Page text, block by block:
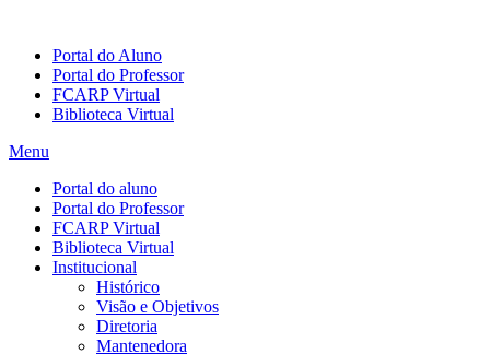
Portal do Aluno
Portal do Professor
FCARP Virtual
Biblioteca Virtual
Menu
Portal do aluno
Portal do Professor
FCARP Virtual
Biblioteca Virtual
Institucional
Histórico
Visão e Objetivos
Diretoria
Mantenedora